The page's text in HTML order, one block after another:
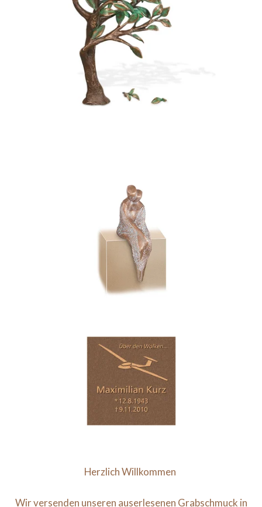
Herzlich Willkommen
Wir versenden unseren auserlesenen Grabschmuck in